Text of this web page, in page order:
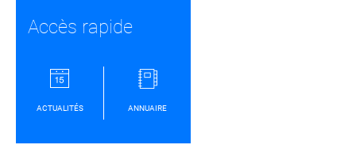
Accès rapide
ACTUALITÉS ANNUAIRE